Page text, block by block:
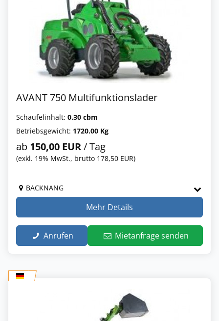
AVANT 750 Multifunktionslader
Schaufelinhalt: 0.30 cbm
Betriebsgewicht: 1720.00 Kg
ab 150,00 EUR/ Tag
(exkl. 19% MwSt., brutto 178,50 EUR)
BACKNANG
Mehr Details
Anrufen Mietanfrage senden